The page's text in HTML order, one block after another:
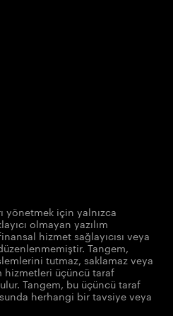
yönetmek için yalnızca
olmayan yazılım
hizmet sağlayıcısı veya
Tangem,
tutmaz, saklamaz veya
hizmetleri üçüncü taraf
Tangem, bu üçüncü taraf
herhangi bir tavsiye veya